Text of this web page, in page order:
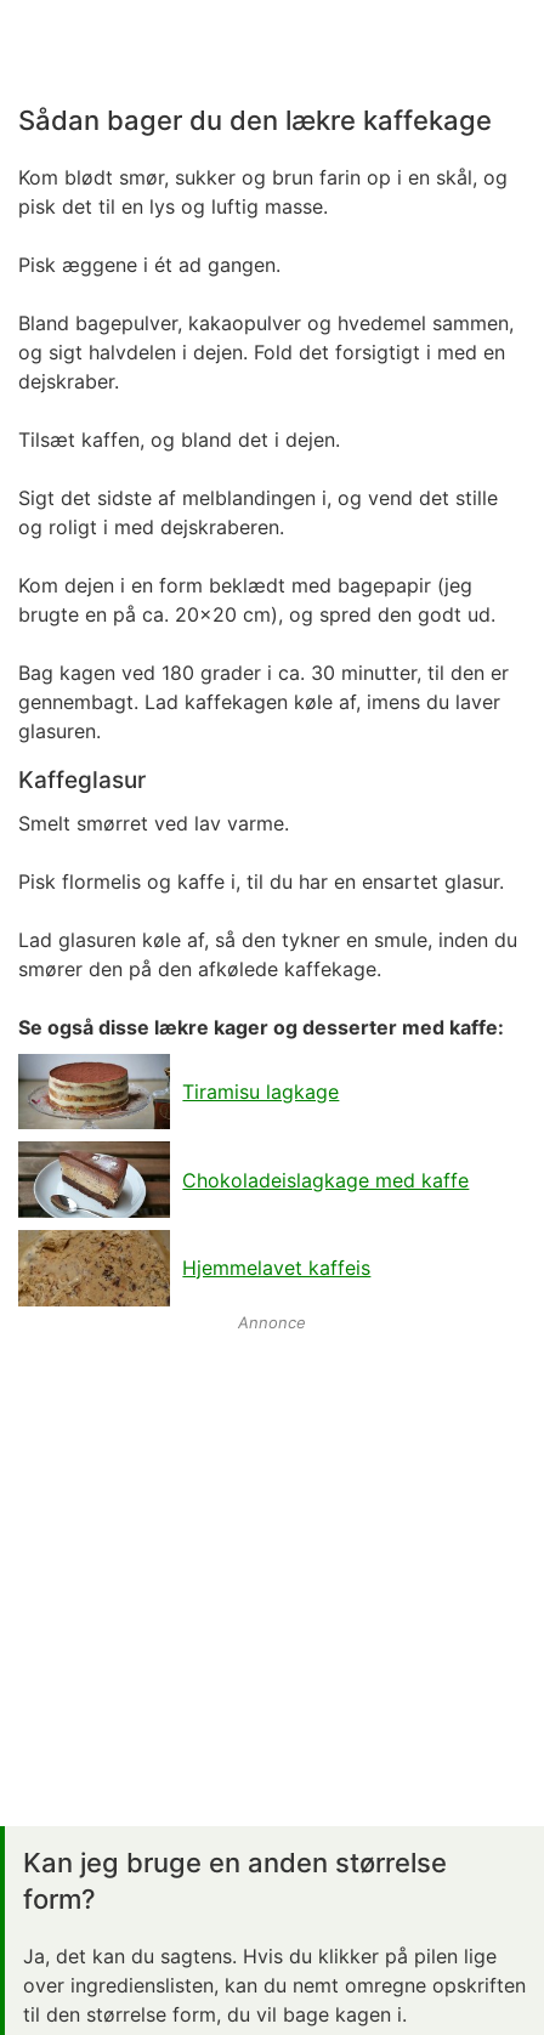
Sådan bager du den lækre kaffekage
Kom blødt smør, sukker og brun farin op i en skål, og
pisk det til en lys og luftig masse.
Pisk æggene i ét ad gangen.
Bland bagepulver, kakaopulver og hvedemel sammen,
og sigt halvdelen i dejen. Fold det forsigtigt i med en
dejskraber.
Tilsæt kaffen, og bland det i dejen.
Sigt det sidste af melblandingen i, og vend det stille
og roligt i med dejskraberen.
Kom dejen i en form beklædt med bagepapir (jeg
brugte en på ca. 20x20 cm), og spred den godt ud.
Bag kagen ved 180 grader i ca. 30 minutter, til den er
gennembagt. Lad kaffekagen køle af, imens du laver
glasuren.
Kaffeglasur
Smelt smørret ved lav varme.
Pisk flormelis og kaffe i, til du har en ensartet glasur.
Lad glasuren køle af, så den tykner en smule, inden du
smører den på den afkølede kaffekage.
Se også disse lækre kager og desserter med kaffe:
Tiramisu lagkage
Chokoladeislagkage med kaffe
Hjemmelavet kaffeis
Annonce
Kan jeg bruge en anden størrelse
form?
Ja, det kan du sagtens. Hvis du klikker på pilen lige
over ingredienslisten, kan du nemt omregne opskriften
til den størrelse form, du vil bage kagen i.